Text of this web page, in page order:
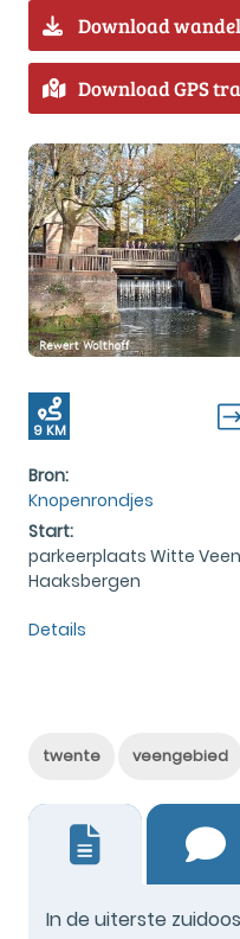
Download
Download GPS
9 KM
Bron:
Knopenrondjes
Start:
parkeerplaats Witte
Haaksbergen
Details
twente veengebied
In de uiterste